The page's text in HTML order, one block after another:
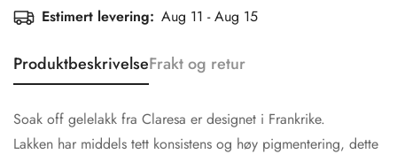
Estimert levering: Aug 11 - Aug 15
ProduktbeskrivelseFrakt og retur
Soak off gelelakk fra Claresa er designet i Frankrike.
Lakken har middels tett konsistens og høy pigmentering, dette